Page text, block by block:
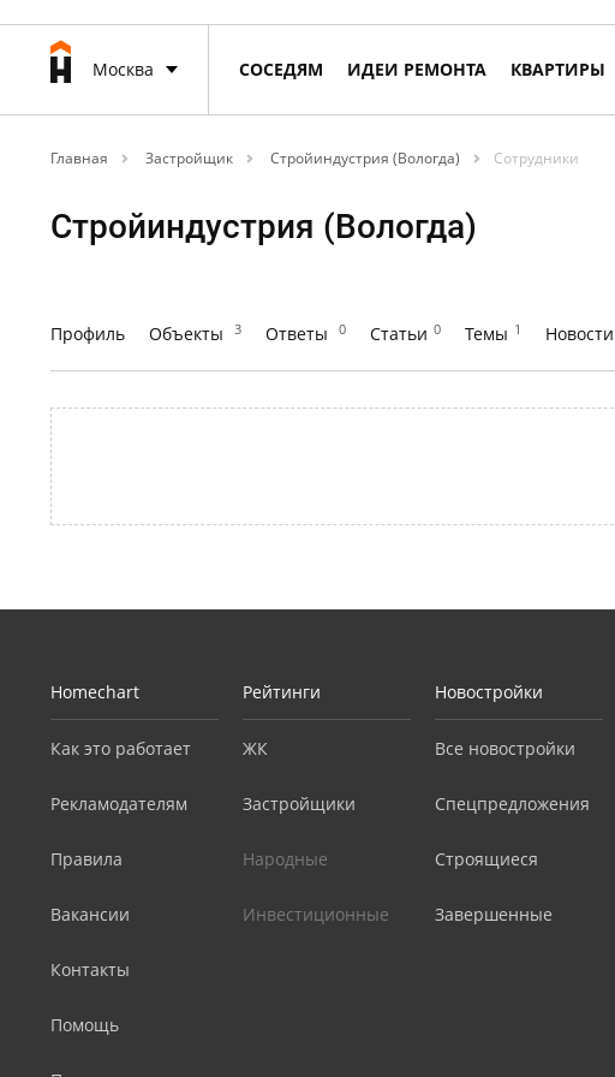
Москва СОСЕДЯМ ИДЕИ РЕМОНТА КВАРТИРЫ
Главная Застройщик Стройиндустрия (Вологда) Сотрудники
Стройиндустрия (Вологда)
Профиль Объекты 3 Ответы 0 Статьи 0 Темы 1 Новости
Homechart
Как это работает
Рекламодателям
Правила
Вакансии
Контакты
Помощь
Рейтинги
ЖК
Застройщики
Народные
Инвестиционные
Новостройки
Все новостройки
Спецпредложения
Строящиеся
Завершенные